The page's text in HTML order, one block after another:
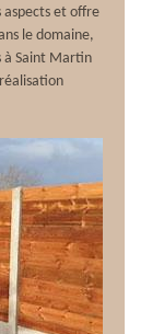
aspects et offre
le domaine,
à Saint Martin